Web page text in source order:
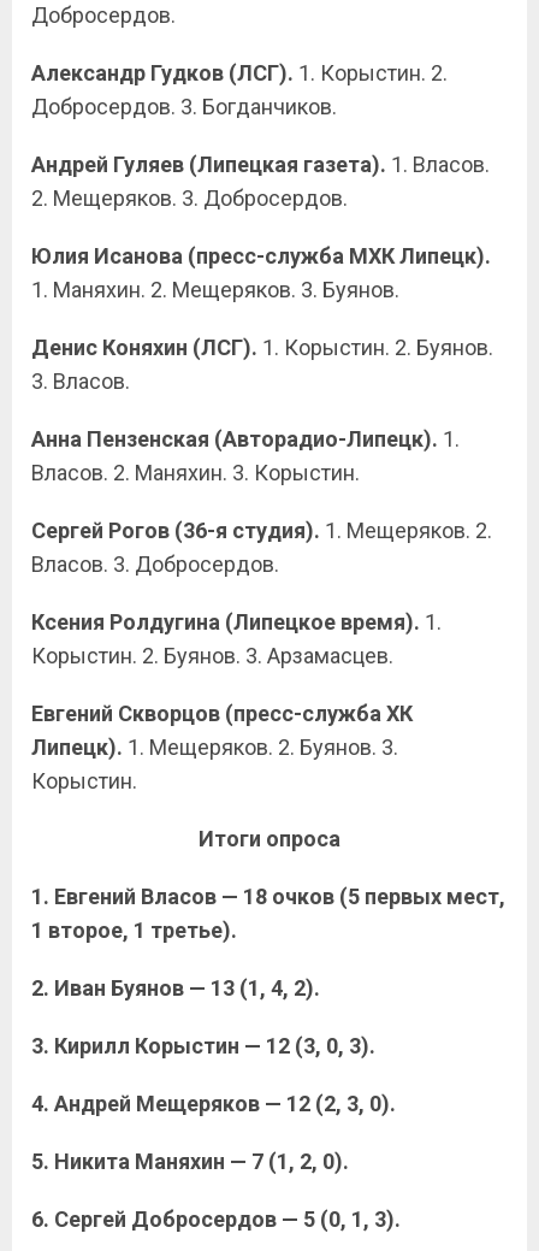
Добросердов.
Александр Гудков (ЛСГ). 1. Корыстин. 2.
Добросердов. 3. Богданчиков.
Андрей Гуляев (Липецкая газета). 1. Власов.
2. Мещеряков. 3. Добросердов.
Юлия Исанова (пресс-служба МХК Липецк).
1. Маняхин. 2. Мещеряков. 3. Буянов.
Денис Коняхин (ЛСГ). 1. Корыстин. 2. Буянов.
3. Власов.
Анна Пензенская (Авторадио-Липецк). 1.
Власов. 2. Маняхин. 3. Корыстин.
Сергей Рогов (36-я студия). 1. Мещеряков. 2.
Власов. 3. Добросердов.
Ксения Ролдугина (Липецкое время). 1.
Корыстин. 2. Буянов. 3. Арзамасцев.
Евгений Скворцов (пресс-служба ХК
Липецк). 1. Мещеряков. 2. Буянов. 3.
Корыстин.
Итоги опроса
1. Евгений Власов — 18 очков (5 первых мест,
1 второе, 1 третье).
2. Иван Буянов — 13 (1, 4, 2).
3. Кирилл Корыстин — 12 (3, 0, 3).
4. Андрей Мещеряков — 12 (2, 3, 0).
5. Никита Маняхин — 7 (1, 2, 0).
6. Сергей Добросердов — 5 (0, 1, 3).